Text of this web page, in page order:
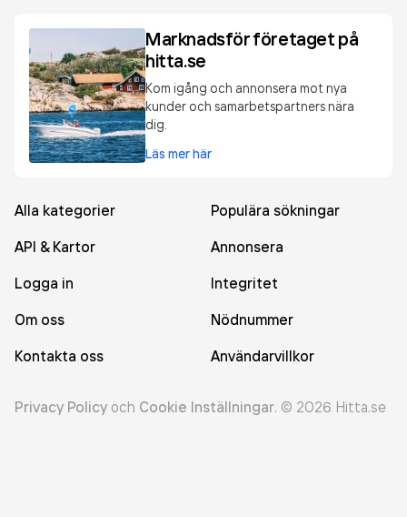
Marknadsför företaget på
hitta.se
Kom igång och annonsera mot nya
kunder och samarbetspartners nära
dig.
Läs mer här
Alla kategorier
Populära sökningar
API & Kartor
Annonsera
Logga in
Integritet
Om oss
Nödnummer
Kontakta oss
Användarvillkor
Privacy Policy och Cookie Inställningar. © 2026 Hitta.se